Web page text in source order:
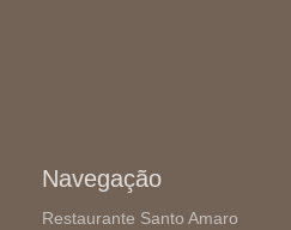
Navegação
Restaurante Santo Amaro